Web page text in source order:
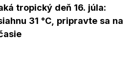
tropický deň 16. júla:
31 °C, pripravte sa na